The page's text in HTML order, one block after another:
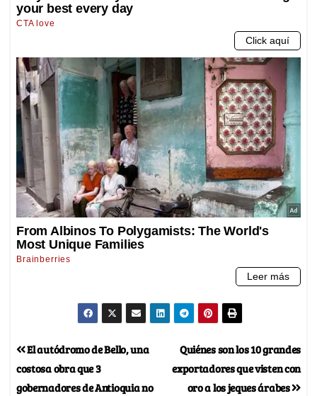
Quiénes son los 10 grandes
exportadores que visten con
oro a los jeques árabes
El autódromo de Bello, una
costosa obra que 3
gobernadores de Antioquia no